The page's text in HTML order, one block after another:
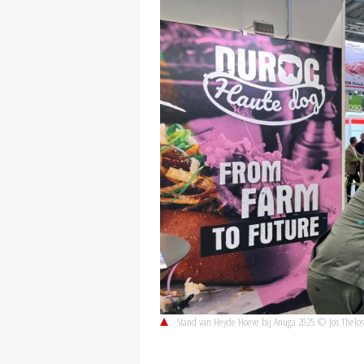
Stand van Heyde Hoeve bij Anuga 2025 © Jos